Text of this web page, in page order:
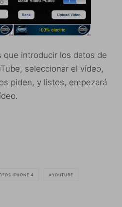
que introducir los datos de
seleccionar el vídeo,
piden, y listos, empezará
IPHONE 4 YOUTUBE